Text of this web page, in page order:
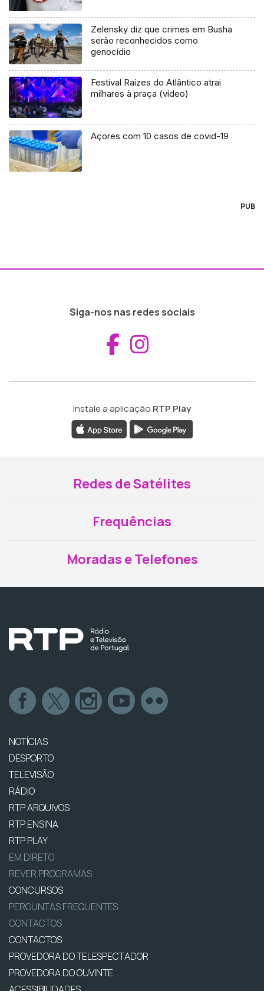
Zelensky diz que crimes em Busha
serão reconhecidos como
genocídio
Festival Raízes do Atlântico atrai
milhares à praça (vídeo)
Açores com 10 casos de covid-19
PUB
Siga-nos nas redes sociais
Aceder ao
Instale a aplicação RTP Play
Redes de Satélites
Frequências
Moradas e Telefones
NOTÍCIAS
DESPORTO
TELEVISÃO
RÁDIO
RTP ARQUIVOS
RTP ENSINA
RTP PLAY
EM DIRETO
REVER PROGRAMAS
CONCURSOS
PERGUNTAS FREQUENTES
CONTACTOS
CONTACTOS
PROVEDORA DO TELESPECTADOR
PROVEDORA DO OUVINTE